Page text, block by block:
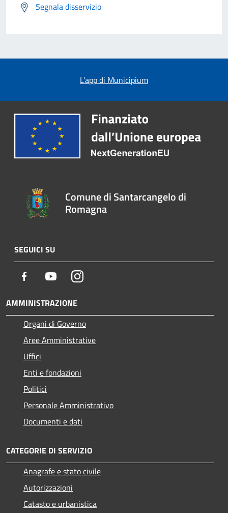
Segnala disservizio
L'app di Municipium
Comune di Santarcangelo di
Romagna
SEGUICI SU
Facebook YoutubeInstagram
AMMINISTRAZIONE
Organi di Governo
Aree Amministrative
Uffici
Enti e fondazioni
Politici
Personale Amministrativo
Documenti e dati
CATEGORIE DI SERVIZIO
Anagrafe e stato civile
Autorizzazioni
Catasto e urbanistica